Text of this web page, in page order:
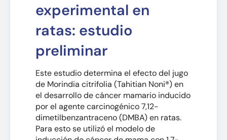
experimental en
ratas: estudio
preliminar
Este estudio determina el efecto del jugo
de Morindia citrifolia (Tahitian Noni®) en
el desarrollo de cáncer mamario inducido
por el agente carcinogénico 7,12-
dimetilbenzantraceno (DMBA) en ratas.
Para esto se utilizó el modelo de